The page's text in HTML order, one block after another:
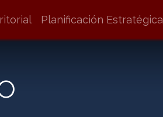
Planificación Estratégica